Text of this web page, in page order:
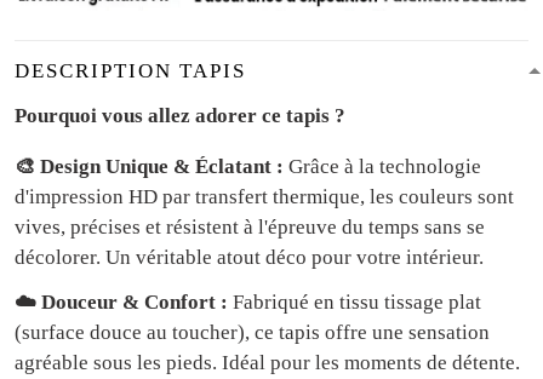
DESCRIPTION TAPIS
Pourquoi vous allez adorer ce tapis ?
🎨 Design Unique & Éclatant : Grâce à la technologie
d'impression HD par transfert thermique, les couleurs sont
vives, précises et résistent à l'épreuve du temps sans se
décolorer. Un véritable atout déco pour votre intérieur.
☁️ Douceur & Confort : Fabriqué en tissu tissage plat
(surface douce au toucher), ce tapis offre une sensation
agréable sous les pieds. Idéal pour les moments de détente.